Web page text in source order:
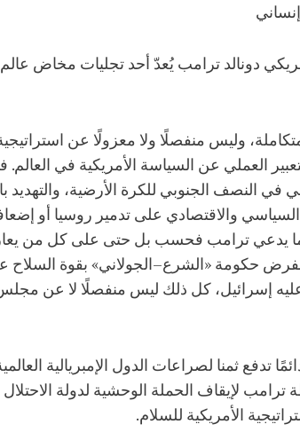
دونالد ترامب يُعدّ أحد تجليات مخاض عالم
وليس منفصلًا ولا معزولًا عن
العملي عن السياسة الأمريكية في
النصف الجنوبي للكرة الأرضية، والتهديد
السياسي والاقتصادي على تدمير روسيا أو
يدعي ترامب فحسب بل حتى على كل من يعارض
لفرض حكومة «الشرع–الجولاني» بقوة
إسرائيل، كل ذلك ليس منفصلًا لا عن
ثمنا لصراعات الدول الإمبريالية
لإيقاف الحملة الوحشية لدولة الاحتلال
الأمريكية للسلام.